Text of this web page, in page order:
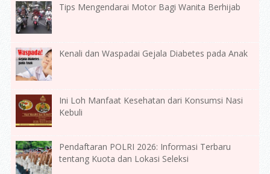
Tips Mengendarai Motor Bagi Wanita Berhijab
Kenali dan Waspadai Gejala Diabetes pada Anak
Ini Loh Manfaat Kesehatan dari Konsumsi Nasi
Kebuli
Pendaftaran POLRI 2026: Informasi Terbaru
tentang Kuota dan Lokasi Seleksi